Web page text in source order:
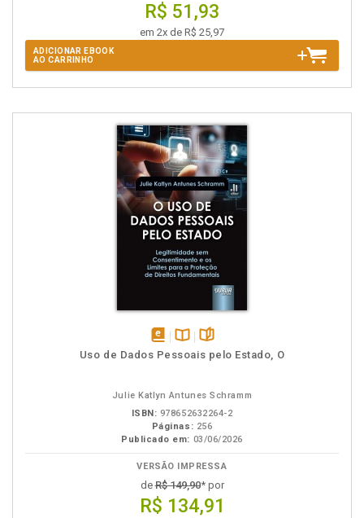
R$ 51,93
em 2x de R$ 25,97
ADICIONAR EBOOK
AO CARRINHO
disponívelDisponível
páginas
Uso de Dados Pessoais pelo Estado, O
Julie Katlyn Antunes Schramm
ISBN: 978652632264-2
Páginas: 256
Publicado em: 03/06/2026
VERSÃO IMPRESSA
deR$ 149,90* por
R$ 134,91